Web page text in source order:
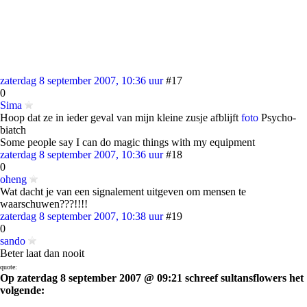
zaterdag 8 september 2007, 10:36 uur #17
0
Sima
Hoop dat ze in ieder geval van mijn kleine zusje afblijft foto Psycho-
biatch
Some people say I can do magic things with my equipment
zaterdag 8 september 2007, 10:36 uur #18
0
oheng
Wat dacht je van een signalement uitgeven om mensen te
waarschuwen???!!!!
zaterdag 8 september 2007, 10:38 uur #19
0
sando
Beter laat dan nooit
quote:
Op zaterdag 8 september 2007 @ 09:21 schreef sultansflowers het
volgende: